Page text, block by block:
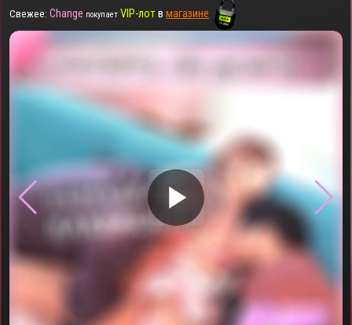
Свежее: Change покупает VIP-лотвмагазине
▶